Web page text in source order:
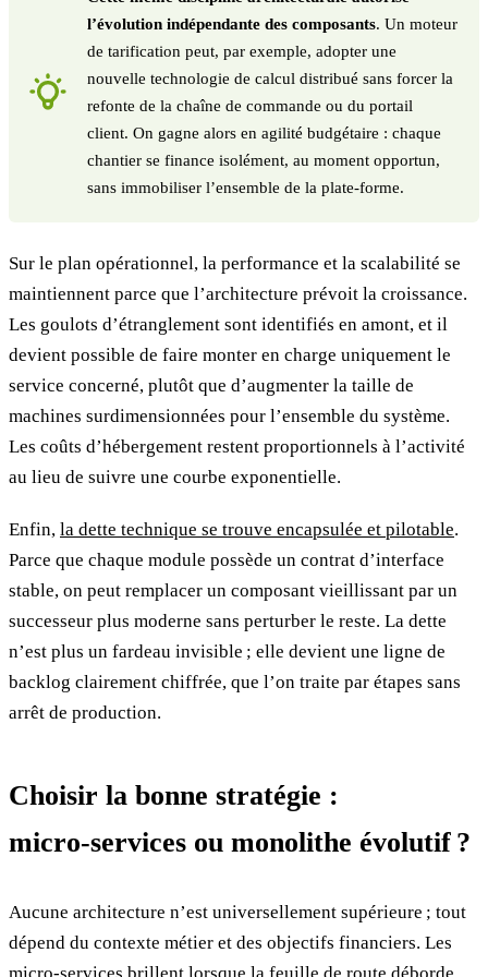
l’évolution indépendante des composants. Un moteur
de tarification peut, par exemple, adopter une
nouvelle technologie de calcul distribué sans forcer la
refonte de la chaîne de commande ou du portail
client. On gagne alors en agilité budgétaire : chaque
chantier se finance isolément, au moment opportun,
sans immobiliser l’ensemble de la plate‑forme.
Sur le plan opérationnel, la performance et la scalabilité se
maintiennent parce que l’architecture prévoit la croissance.
Les goulots d’étranglement sont identifiés en amont, et il
devient possible de faire monter en charge uniquement le
service concerné, plutôt que d’augmenter la taille de
machines surdimensionnées pour l’ensemble du système.
Les coûts d’hébergement restent proportionnels à l’activité
au lieu de suivre une courbe exponentielle.
Enfin, la dette technique se trouve encapsulée et pilotable.
Parce que chaque module possède un contrat d’interface
stable, on peut remplacer un composant vieillissant par un
successeur plus moderne sans perturber le reste. La dette
n’est plus un fardeau invisible ; elle devient une ligne de
backlog clairement chiffrée, que l’on traite par étapes sans
arrêt de production.
Choisir la bonne stratégie :
micro‑services ou monolithe évolutif ?
Aucune architecture n’est universellement supérieure ; tout
dépend du contexte métier et des objectifs financiers. Les